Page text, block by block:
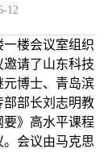
12
一楼会议室组织
邀请了山东科技
元博士、青岛滨
部部长刘志明教
要》高水平课程
。会议由马克思